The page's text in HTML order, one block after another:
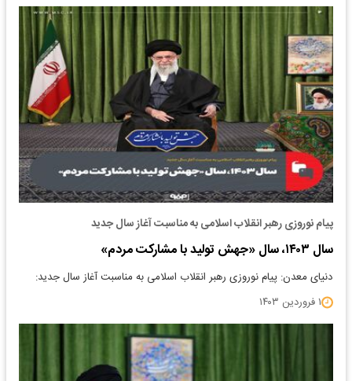
پیام نوروزی رهبر انقلاب اسلامی به مناسبت آغاز سال جدید
سال ۱۴۰۳، سال «جهش تولید با مشارکت مردم»
دنیای معدن: پیام نوروزی رهبر انقلاب اسلامی به مناسبت آغاز سال جدید:
۱ فروردین ۱۴۰۳